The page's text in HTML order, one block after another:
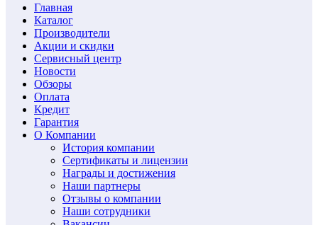
Главная
Каталог
Производители
Акции и скидки
Сервисный центр
Новости
Обзоры
Оплата
Кредит
Гарантия
О Компании
История компании
Сертификаты и лицензии
Награды и достижения
Наши партнеры
Отзывы о компании
Наши сотрудники